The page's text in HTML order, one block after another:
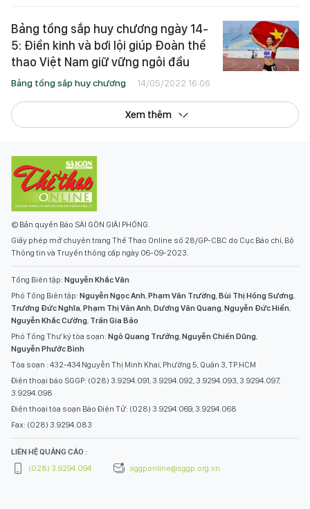
Bảng tổng sắp huy chương ngày 14-
5: Điền kinh và bơi lội giúp Đoàn thể
thao Việt Nam giữ vững ngôi đầu
Bảng tổng sắp huy chương 14/05/2022 16:06
Xem thêm
© Bản quyền Báo SÀI GÒN GIẢI PHÓNG.
Giấy phép mở chuyên trang Thể Thao Online số 28/GP-CBC do Cục Báo chí, Bộ
Thông tin và Truyền thông cấp ngày 06-09-2023.
Tổng Biên tập: Nguyễn Khắc Văn
Phó Tổng Biên tập: Nguyễn Ngọc Anh,Phạm Văn Trường,Bùi Thị Hồng Sương,
Trương Đức Nghĩa,Phạm Thị Vân Anh,Dương Văn Quang,Nguyễn Đức Hiển,
Nguyễn Khắc Cường, Trần Gia Bảo
Phó Tổng Thư ký tòa soạn: Ngô Quang Trưởng,Nguyễn Chiến Dũng,
Nguyễn Phước Bình
Tòa soạn : 432-434 Nguyễn Thị Minh Khai, Phường 5, Quận 3, TP.HCM
Điện thoại báo SGGP: (028) 3.9294.091, 3.9294.092, 3.9294.093, 3.9294.097,
3.9294.098
Điện thoại tòa soạn Báo Điện Tử: (028) 3.9294.069, 3.9294.068
Fax: (028) 3.9294.083
LIÊN HỆ QUẢNG CÁO :
(028) 3.9294.094
sggponline@sggp.org.vn